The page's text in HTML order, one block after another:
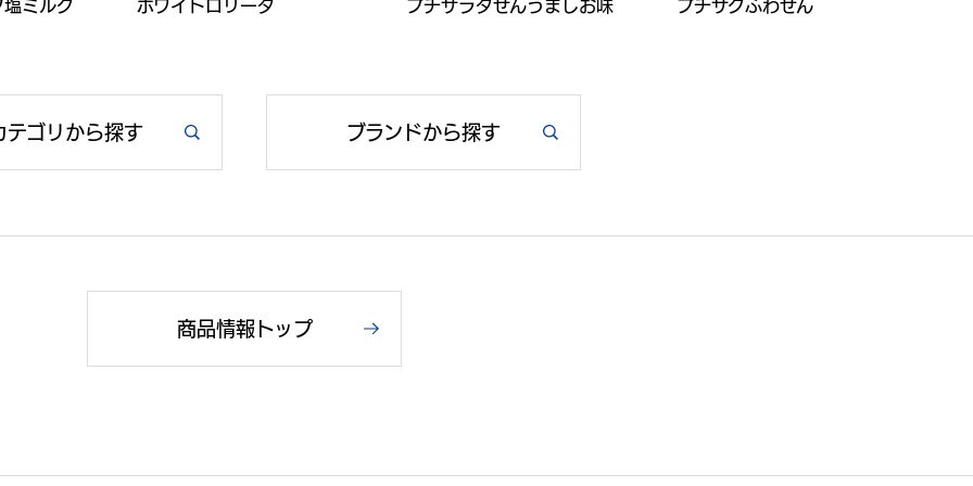
塩ミルク ホワイトロリータ プチサラダせんうましお味 プチサクふわせん
テゴリから探す ブランドから探す
商品情報トップ